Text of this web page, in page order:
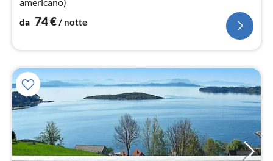
da 74€ / notte